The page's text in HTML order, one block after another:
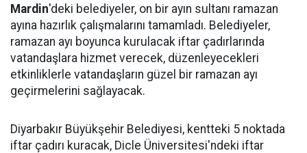
Mardin'deki belediyeler, on bir ayın sultanı ramazan
ayına hazırlık çalışmalarını tamamladı. Belediyeler,
ramazan ayı boyunca kurulacak iftar çadırlarında
vatandaşlara hizmet verecek, düzenleyecekleri
etkinliklerle vatandaşların güzel bir ramazan ayı
geçirmelerini sağlayacak.
Diyarbakır Büyükşehir Belediyesi, kentteki 5 noktada
iftar çadırı kuracak, Dicle Üniversitesi'ndeki iftar